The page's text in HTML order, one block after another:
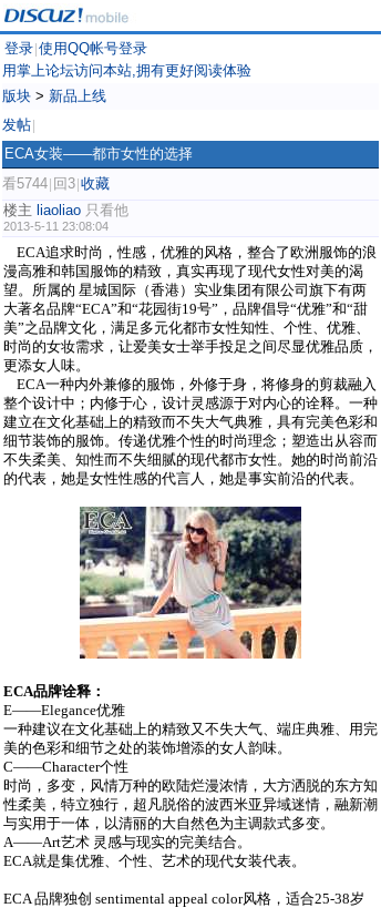
登录 使用QQ帐号登录
用掌上论坛访问本站,拥有更好阅读体验
版块 > 新品上线
发帖
ECA女装——都市女性的选择
看5744 回3 收藏
楼主 liaoliao 只看他
2013-5-11 23:08:04
ECA追求时尚，性感，优雅的风格，整合了欧洲服饰的浪
漫高雅和韩国服饰的精致，真实再现了现代女性对美的渴
望。所属的 星城国际（香港）实业集团有限公司旗下有两
大著名品牌“ECA”和“花园街19号”，品牌倡导“优雅”和“甜
美”之品牌文化，满足多元化都市女性知性、个性、优雅、
时尚的女妆需求，让爱美女士举手投足之间尽显优雅品质，
更添女人味。
ECA一种内外兼修的服饰，外修于身，将修身的剪裁融入
整个设计中；内修于心，设计灵感源于对内心的诠释。一种
建立在文化基础上的精致而不失大气典雅，具有完美色彩和
细节装饰的服饰。传递优雅个性的时尚理念；塑造出从容而
不失柔美、知性而不失细腻的现代都市女性。她的时尚前沿
的代表，她是女性性感的代言人，她是事实前沿的代表。
ECA品牌诠释：
E——Elegance优雅
一种建议在文化基础上的精致又不失大气、端庄典雅、用完
美的色彩和细节之处的装饰增添的女人韵味。
C——Character个性
时尚，多变，风情万种的欧陆烂漫浓情，大方洒脱的东方知
性柔美，特立独行，超凡脱俗的波西米亚异域迷情，融新潮
与实用于一体，以清丽的大自然色为主调款式多变。
A——Art艺术 灵感与现实的完美结合。
ECA就是集优雅、个性、艺术的现代女装代表。
ECA 品牌独创 sentimental appeal color风格，适合25-38岁